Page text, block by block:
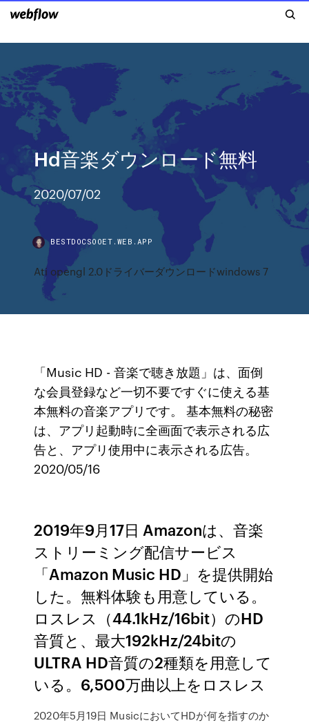
Hd音楽ダウンロード無料
2020/07/02
BESTDOCSOOET.WEB.APP
Ati opengl 2.0ドライバーダウンロードwindows 7
「Music HD - 音楽で聴き放題」は、面倒
な会員登録など一切不要ですぐに使える基
本無料の音楽アプリです。 基本無料の秘密
は、アプリ起動時に全画面で表示される広
告と、アプリ使用中に表示される広告。
2020/05/16
2019年9月17日 Amazonは、音楽
ストリーミング配信サービス
「Amazon Music HD」を提供開始
した。無料体験も用意している。
ロスレス（44.1kHz/16bit）のHD
音質と、最大192kHz/24bitの
ULTRA HD音質の2種類を用意して
いる。6,500万曲以上をロスレス
2020年5月19日 MusicにおいてHDが何を指すのか